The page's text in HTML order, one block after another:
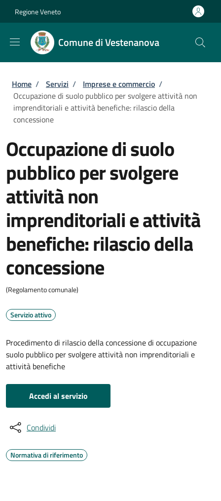
Regione Veneto
Comune di Vestenanova
Briciole di pane
Home / Servizi / Imprese e commercio /
Occupazione di suolo pubblico per svolgere attività non
imprenditoriali e attività benefiche: rilascio della
concessione
Occupazione di suolo
pubblico per svolgere
attività non
imprenditoriali e attività
benefiche: rilascio della
concessione
(Regolamento comunale)
Servizio attivo
Procedimento di rilascio della concessione di occupazione
suolo pubblico per svolgere attività non imprenditoriali e
attività benefiche
Accedi al servizio
Condividi
Normativa di riferimento